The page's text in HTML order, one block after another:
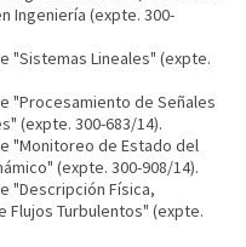
Ingeniería (expte. 300-
"Sistemas Lineales" (expte.
"Procesamiento de Señales
(expte. 300-683/14).
"Monitoreo de Estado del
(expte. 300-908/14).
"Descripción Física,
Flujos Turbulentos" (expte.